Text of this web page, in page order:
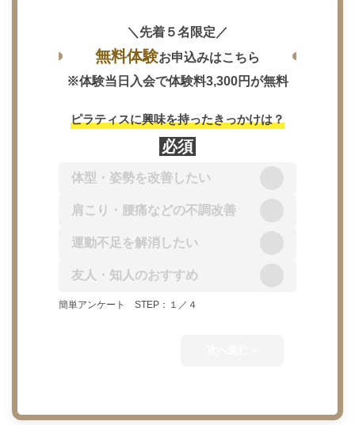
＼先着５名限定／
無料体験お申込みはこちら
※体験当日入会で体験料3,300円が無料
ピラティスに興味を持ったきっかけは？
必須
体型・姿勢を改善したい
肩こり・腰痛などの不調改善
運動不足を解消したい
友人・知人のおすすめ
簡単アンケート STEP：１／４